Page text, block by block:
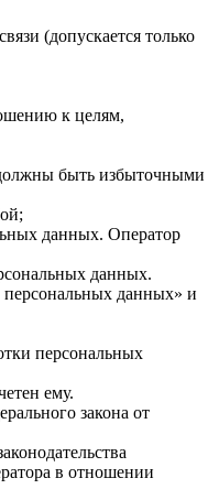
(допускается только
к целям,
быть избыточными
данных. Оператор
данных.
данных» и
персональных
ему.
закона от
в отношении